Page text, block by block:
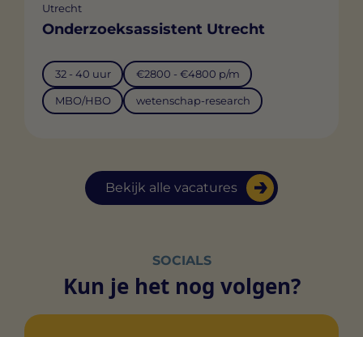
Bekijk alle vacatures
Utrecht
Onderzoeksassistent Utrecht
32 - 40 uur €2800 - €4800 p/m
MBO/HBO wetenschap-research
SOCIALS
Kun je het nog volgen?